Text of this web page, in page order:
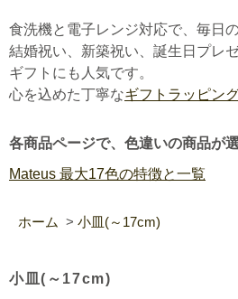
食洗機と電子レンジ対応で、毎日
結婚祝い、新築祝い、誕生日プレ
ギフトにも人気です。
心を込めた丁寧なギフトラッピン
各商品ページで、色違いの商品が選
Mateus 最大17色の特徴と一覧
ホーム > 小皿(～17cm)
小皿(～17cm)